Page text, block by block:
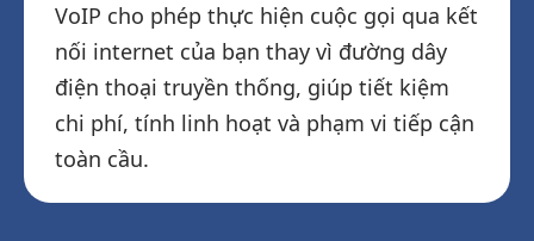
VoIP cho phép thực hiện cuộc gọi qua kết
nối internet của bạn thay vì đường dây
điện thoại truyền thống, giúp tiết kiệm
chi phí, tính linh hoạt và phạm vi tiếp cận
toàn cầu.